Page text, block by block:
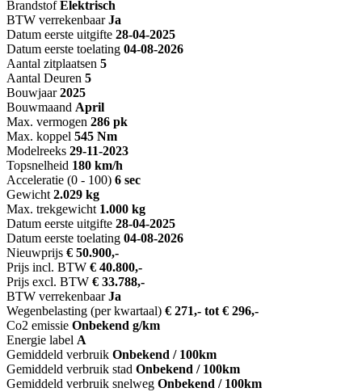
Brandstof Elektrisch
BTW verrekenbaar Ja
Datum eerste uitgifte 28-04-2025
Datum eerste toelating 04-08-2026
Aantal zitplaatsen 5
Aantal Deuren 5
Bouwjaar 2025
Bouwmaand April
Max. vermogen 286 pk
Max. koppel 545 Nm
Modelreeks 29-11-2023
Topsnelheid 180 km/h
Acceleratie (0 - 100) 6 sec
Gewicht 2.029 kg
Max. trekgewicht 1.000 kg
Datum eerste uitgifte 28-04-2025
Datum eerste toelating 04-08-2026
Nieuwprijs € 50.900,-
Prijs incl. BTW € 40.800,-
Prijs excl. BTW € 33.788,-
BTW verrekenbaar Ja
Wegenbelasting (per kwartaal) € 271,- tot € 296,-
Co2 emissie Onbekend g/km
Energie label A
Gemiddeld verbruik Onbekend / 100km
Gemiddeld verbruik stad Onbekend / 100km
Gemiddeld verbruik snelweg Onbekend / 100km